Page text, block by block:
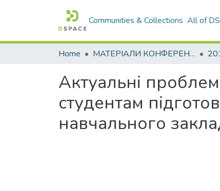
Communities & Collections All of
Home МАТЕРІАЛИ КОНФЕРЕНЦІЙ
Актуальні
студентам
навчального